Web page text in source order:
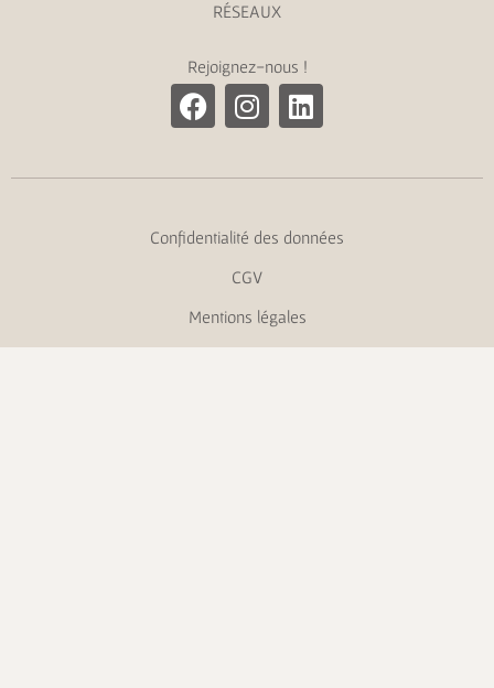
RÉSEAUX
Rejoignez-nous !
Confidentialité des données
CGV
Mentions légales